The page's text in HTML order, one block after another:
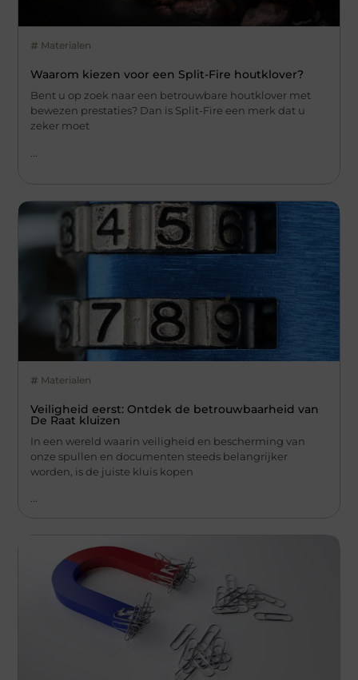
Materialen
Waarom kiezen voor een Split-Fire houtklover?
Bent u op zoek naar een betrouwbare houtklover met
bewezen prestaties? Dan is Split-Fire een merk dat u
zeker moet
Materialen
Veiligheid eerst: Ontdek de betrouwbaarheid van
De Raat kluizen
In een wereld waarin veiligheid en bescherming van
onze spullen en documenten steeds belangrijker
worden, is de juiste kluis kopen
...